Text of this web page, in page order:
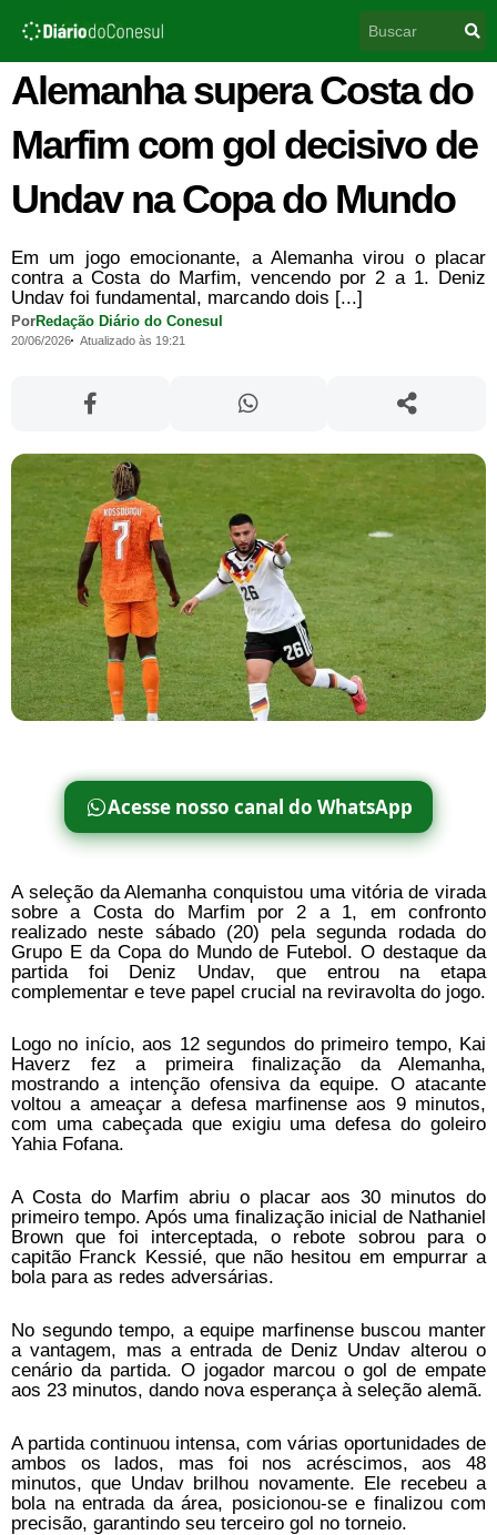
para
conteúdo
Alemanha supera Costa do
Marfim com gol decisivo de
Undav na Copa do Mundo
Em um jogo emocionante, a Alemanha virou o placar
contra a Costa do Marfim, vencendo por 2 a 1. Deniz
Undav foi fundamental, marcando dois [...]
PorRedação Diário do Conesul
20/06/2026 Atualizado às 19:21
Acesse nosso canal do WhatsApp
A seleção da Alemanha conquistou uma vitória de virada
sobre a Costa do Marfim por 2 a 1, em confronto
realizado neste sábado (20) pela segunda rodada do
Grupo E da Copa do Mundo de Futebol. O destaque da
partida foi Deniz Undav, que entrou na etapa
complementar e teve papel crucial na reviravolta do jogo.
Logo no início, aos 12 segundos do primeiro tempo, Kai
Haverz fez a primeira finalização da Alemanha,
mostrando a intenção ofensiva da equipe. O atacante
voltou a ameaçar a defesa marfinense aos 9 minutos,
com uma cabeçada que exigiu uma defesa do goleiro
Yahia Fofana.
A Costa do Marfim abriu o placar aos 30 minutos do
primeiro tempo. Após uma finalização inicial de Nathaniel
Brown que foi interceptada, o rebote sobrou para o
capitão Franck Kessié, que não hesitou em empurrar a
bola para as redes adversárias.
No segundo tempo, a equipe marfinense buscou manter
a vantagem, mas a entrada de Deniz Undav alterou o
cenário da partida. O jogador marcou o gol de empate
aos 23 minutos, dando nova esperança à seleção alemã.
A partida continuou intensa, com várias oportunidades de
ambos os lados, mas foi nos acréscimos, aos 48
minutos, que Undav brilhou novamente. Ele recebeu a
bola na entrada da área, posicionou-se e finalizou com
precisão, garantindo seu terceiro gol no torneio.